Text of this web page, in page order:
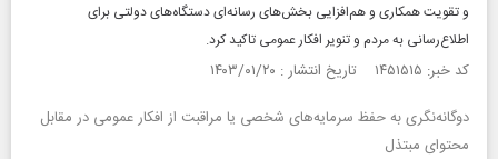
و تقویت همکاری و هم‌افزایی بخش‌های رسانه‌ای دستگاه‌های دولتی برای
اطلاع‌رسانی به مردم و تنویر افکار عمومی تاکید کرد.
کد خبر: ۱۴۵۱۵۱۵ تاریخ انتشار : ۱۴۰۳/۰۱/۲۰
دوگانه‌نگری به حفظ سرمایه‌های شخصی یا مراقبت از افکار عمومی در مقابل
محتوای مبتذل